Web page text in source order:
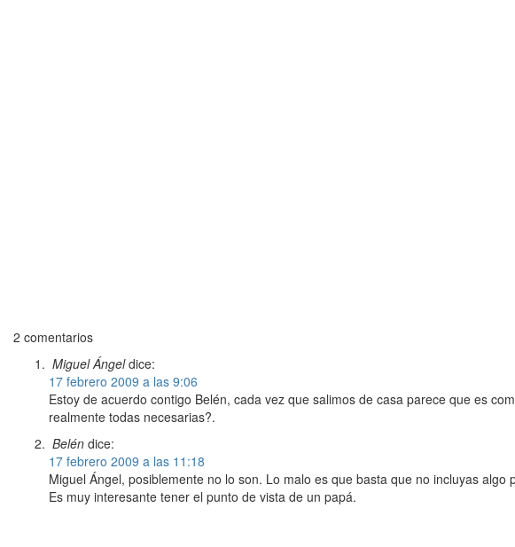
2 comentarios
Miguel Ángel dice:
17 febrero 2009 a las 9:06
Estoy de acuerdo contigo Belén, cada vez que salimos de casa parece que es
realmente todas necesarias?.
Belén dice:
17 febrero 2009 a las 11:18
Miguel Ángel, posiblemente no lo son. Lo malo es que basta que no incluyas
Es muy interesante tener el punto de vista de un papá.